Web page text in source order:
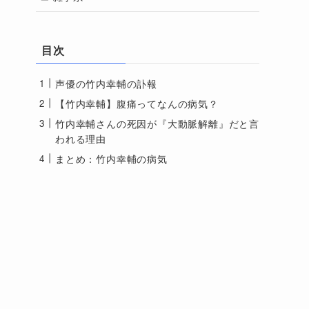
目次
声優の竹内幸輔の訃報
【竹内幸輔】腹痛ってなんの病気？
竹内幸輔さんの死因が『大動脈解離』だと言
われる理由
まとめ：竹内幸輔の病気